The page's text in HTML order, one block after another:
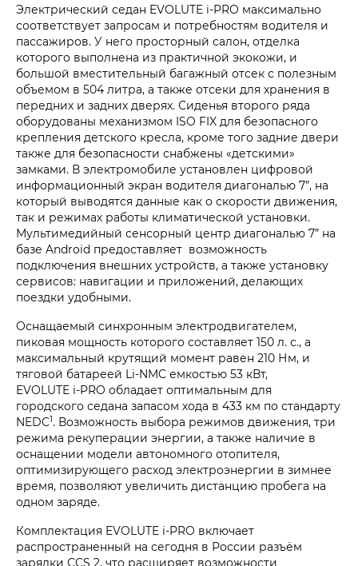
Электрический седан EVOLUTE i‑PRO максимально
соответствует запросам и потребностям водителя и
пассажиров. У него просторный салон, отделка
которого выполнена из практичной экокожи, и
большой вместительный багажный отсек с полезным
объемом в 504 литра, а также отсеки для хранения в
передних и задних дверях. Сиденья второго ряда
оборудованы механизмом ISO FIX для безопасного
крепления детского кресла, кроме того задние двери
также для безопасности снабжены «детскими»
замками. В электромобиле установлен цифровой
информационный экран водителя диагональю 7”, на
который выводятся данные как о скорости движения,
так и режимах работы климатической установки.
Мультимедийный сенсорный центр диагональю 7” на
базе Android предоставляет возможность
подключения внешних устройств, а также установку
сервисов: навигации и приложений, делающих
поездки удобными.
Оснащаемый синхронным электродвигателем,
пиковая мощность которого составляет 150 л. с., а
максимальный крутящий момент равен 210 Нм, и
тяговой батареей Li-NMC емкостью 53 кВт,
EVOLUTE i‑PRO обладает оптимальным для
городского седана запасом хода в 433 км по стандарту
NEDC1. Возможность выбора режимов движения, три
режима рекуперации энергии, а также наличие в
оснащении модели автономного отопителя,
оптимизирующего расход электроэнергии в зимнее
время, позволяют увеличить дистанцию пробега на
одном заряде.
Комплектация EVOLUTE i‑PRO включает
распространенный на сегодня в России разъём
зарядки CCS 2, что расширяет возможности